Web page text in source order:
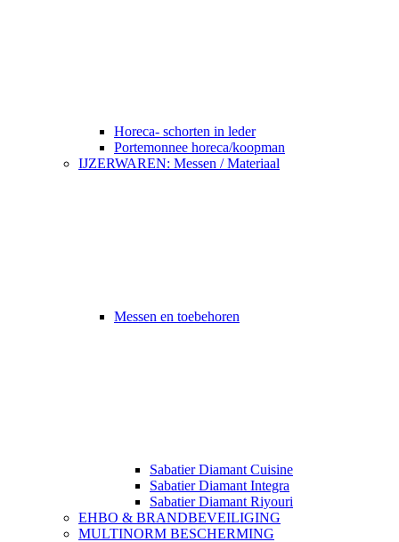
Horeca- schorten in leder
Portemonnee horeca/koopman
IJZERWAREN: Messen / Materiaal
Messen en toebehoren
Sabatier Diamant Cuisine
Sabatier Diamant Integra
Sabatier Diamant Riyouri
EHBO & BRANDBEVEILIGING
MULTINORM BESCHERMING